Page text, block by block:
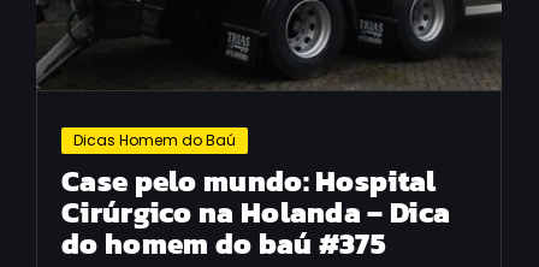
Dicas Homem do Baú
Case pelo mundo: Hospital
Cirúrgico na Holanda – Dica
do homem do baú #375